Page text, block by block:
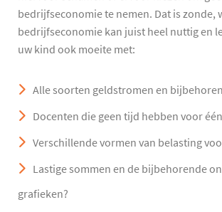
bedrijfseconomie te nemen. Dat is zonde,
bedrijfseconomie kan juist heel nuttig en
uw kind ook moeite met:
Alle soorten geldstromen en
Docenten die geen tijd hebben voor
Verschillende vormen van belasting
Lastige sommen en de bijbehorende
grafieken?